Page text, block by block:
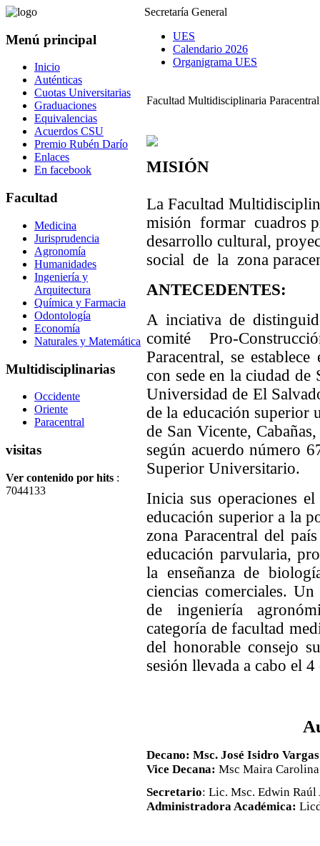
Menú principal
Inicio
Auténticas
Cuotas Universitarias
Graduaciones
Equivalencias
Acuerdos CSU
Premio Rubén Darío
Enlaces
En facebook
Facultad
Medicina
Jurisprudencia
Agronomía
Humanidades
Ingeniería y
Arquitectura
Química y Farmacia
Odontología
Economía
Naturales y Matemática
Multidisciplinarias
Occidente
Oriente
Paracentral
visitas
Ver contenido por hits :
7044133
Secretaría General
UES
Calendario 2026
Organigrama UES
Facultad Multidisciplinaria Paracentral
MISIÓN
La Facultad
misión formar cuadros
desarrollo cultural,
social de la zona
ANTECEDENTES:
A inciativa de
comité Pro-
Paracentral, se
con sede en la ciudad de
Universidad de El
de la educación superior
de San Vicente,
según acuerdo número
Superior Universitario.
Inicia sus operaciones
educación superior a la
zona Paracentral del
educación parvularia,
la enseñanza de
ciencias comerciales.
de ingeniería
categoría de facultad
del honorable consejo
sesión llevada a cabo el
Decano: Msc. José Isidro
Vice Decana: Msc Maira
Secretario: Lic. Msc. Edwin
Administradora Académica: